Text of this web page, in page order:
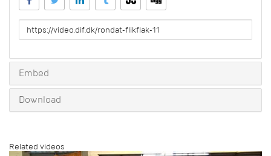
URL
to
Embed
Download
Related videos